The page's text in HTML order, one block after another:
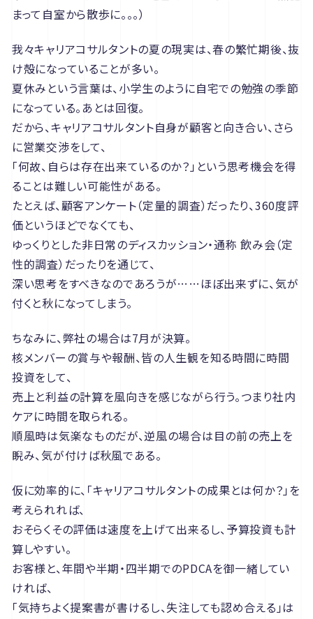
まって自室から散歩に。。。）
我々キャリアコサルタントの夏の現実は、春の繁忙期後、抜
け殻になっていることが多い。
夏休みという言葉は、小学生のように自宅での勉強の季節
になっている。あとは回復。
だから、キャリアコサルタント自身が顧客と向き合い、さら
に営業交渉をして、
「何故、自らは存在出来ているのか？」という思考機会を得
ることは難しい可能性がある。
たとえば、顧客アンケート（定量的調査）だったり、360度評
価というほどでなくても、
ゆっくりとした非日常のディスカッション・通称 飲み会（定
性的調査）だったりを通じて、
深い思考をすべきなのであろうが……ほぼ出来ずに、気が
付くと秋になってしまう。
ちなみに、弊社の場合は7月が決算。
核メンバーの賞与や報酬、皆の人生観を知る時間に時間
投資をして、
売上と利益の計算を風向きを感じながら行う。つまり社内
ケアに時間を取られる。
順風時は気楽なものだが、逆風の場合は目の前の売上を
睨み、気が付けば秋風である。
仮に効率的に、「キャリアコサルタントの成果とは何か？」を
考えられれば、
おそらくその評価は速度を上げて出来るし、予算投資も計
算しやすい。
お客様と、年間や半期・四半期でのPDCAを御一緒してい
ければ、
「気持ちよく提案書が書けるし、失注しても認め合える」は